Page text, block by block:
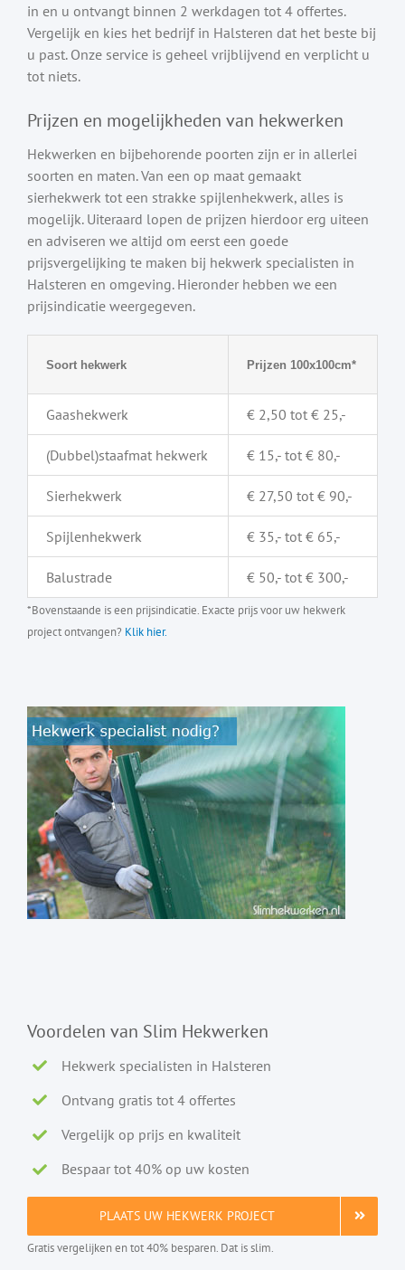
in en u ontvangt binnen 2 werkdagen tot 4 offertes.
Vergelijk en kies het bedrijf in Halsteren dat het beste bij
u past. Onze service is geheel vrijblijvend en verplicht u
tot niets.
Prijzen en mogelijkheden van hekwerken
Hekwerken en bijbehorende poorten zijn er in allerlei
soorten en maten. Van een op maat gemaakt
sierhekwerk tot een strakke spijlenhekwerk, alles is
mogelijk. Uiteraard lopen de prijzen hierdoor erg uiteen
en adviseren we altijd om eerst een goede
prijsvergelijking te maken bij hekwerk specialisten in
Halsteren en omgeving. Hieronder hebben we een
prijsindicatie weergegeven.
Soort hekwerk Prijzen 100x100cm*
Gaashekwerk € 2,50 tot € 25,-
(Dubbel)staafmat hekwerk € 15,- tot € 80,-
Sierhekwerk € 27,50 tot € 90,-
Spijlenhekwerk € 35,- tot € 65,-
Balustrade € 50,- tot € 300,-
*Bovenstaande is een prijsindicatie. Exacte prijs voor uw hekwerk
project ontvangen? Klik hier.
Voordelen van Slim Hekwerken
Hekwerk specialisten in Halsteren
Ontvang gratis tot 4 offertes
Vergelijk op prijs en kwaliteit
Bespaar tot 40% op uw kosten
PLAATS UW HEKWERK PROJECT
Gratis vergelijken en tot 40% besparen. Dat is slim.